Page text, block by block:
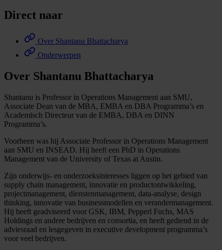
Direct naar
Over Shantanu Bhattacharya
Onderwerpen
Over Shantanu Bhattacharya
Shantanu is Professor in Operations Management aan SMU,
Associate Dean van de MBA, EMBA en DBA Programma’s en
Academisch Directeur van de EMBA, DBA en DINN
Programma’s.
Voorheen was hij Associate Professor in Operations Management
aan SMU en INSEAD. Hij heeft een PhD in Operations
Management van de University of Texas at Austin.
Zijn onderwijs- en onderzoeksinteresses liggen op het gebied van
supply chain management, innovatie en productontwikkeling,
projectmanagement, dienstenmanagement, data-analyse, design
thinking, innovatie van businessmodellen en verandermanagement.
Hij heeft geadviseerd voor GSK, IBM, Pepperl Fuchs, MAS
Holdings en andere bedrijven en consortia, en heeft gediend in de
adviesraad en lesgegeven in executive development programma’s
voor veel bedrijven.